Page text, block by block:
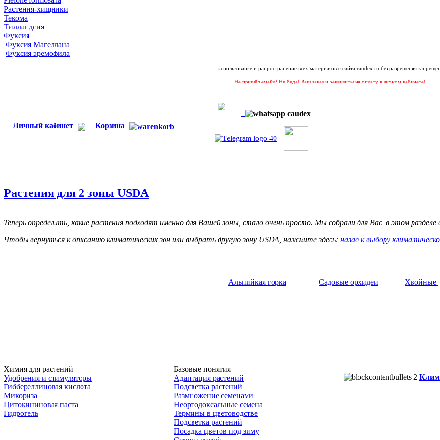
Растения-хищники
Текома
Тилландсия
Фуксия
Фуксия Магеллана
Фуксия эремофила
- - = использование и рапространение всех материатов с сайта caudex.ru без разрешения
Не пришёл емайл? Не беда! Ваш заказ и реквизиты на оплату в личном кабинете!
Личный кабинет Корзина
Растения для 2 зоны USDA
Теперь определить, какие растения подходят именно для Вашей зоны, стало очень просто. Мы собрали для Вас в этом разделе
Чтобы вернуться к описанию климатических зон или выбрать другую зону USDA, нажмите здесь: назад к выбору
Альпийкая горка Садовые орхидеи Хвойные
Химия для растений
Удобрения и стимуляторы
Гиббереллиновая кислота
Микориза
Цитокининовая паста
Гидрогель
Базовые понятия
Адаптация растений
Подсветка растений
Размножение семенами
Неортодоксальные семена
Термины в цветоводстве
Подсветка растений
Посадка цветов под зиму